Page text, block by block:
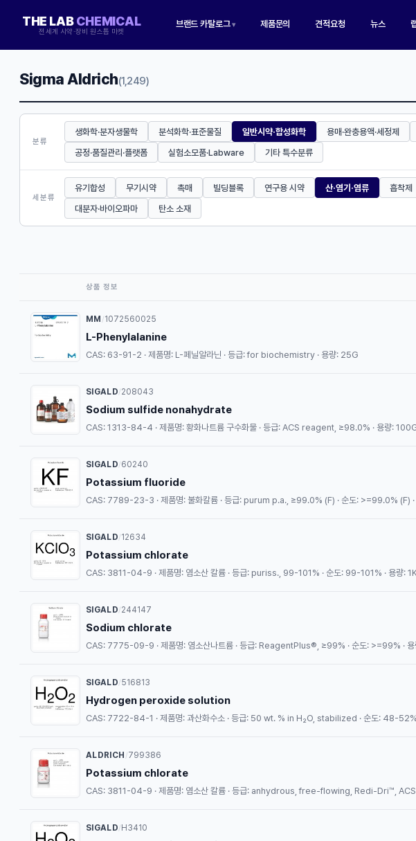
THE LABCHEMICAL
전세계 시약·장비 원스톱 마켓
브랜드 카탈로그▾ 제품문의 견적요청 뉴스
Sigma Aldrich(1,249)
분류
생화학·분자생물학 분석화학·표준물질 일반시약·합성화학 용매·완충용액·세정제
공정·품질관리·플랫폼
실험소모품·Labware 기타 특수분류
세분류
유기합성 무기시약 촉매 빌딩블록 연구용 시약 산·염기·염류 흡착제
대분자·바이오파마
탄소 소재
상품 정보
MM /1072560025
L-Phenylalanine
CAS: 63-91-2 · 제품명: L-페닐알라닌 · 등급: for biochemistry · 용량: 25G
SIGALD/208043
Sodium sulfide nonahydrate
CAS: 1313-84-4 · 제품명: 황화나트륨 구수화물 · 등급: ACS reagent, ≥98.0% · 용량:
SIGALD/60240
Potassium fluoride
CAS: 7789-23-3 · 제품명: 불화칼륨 · 등급: purum p.a., ≥99.0% (F) · 순도: >=99.0% (F)
SIGALD/12634
Potassium chlorate
CAS: 3811-04-9 · 제품명: 염소산 칼륨 · 등급: puriss., 99-101% · 순도: 99-101% · 용량:
SIGALD/244147
Sodium chlorate
CAS: 7775-09-9 · 제품명: 염소산나트륨 · 등급: ReagentPlus®, ≥99% · 순도: >=99% · 용
SIGALD/516813
Hydrogen peroxide solution
CAS: 7722-84-1 · 제품명: 과산화수소 · 등급: 50 wt. % in H₂O, stabilized · 순도: 48-
ALDRICH /799386
Potassium chlorate
CAS: 3811-04-9 · 제품명: 염소산 칼륨 · 등급: anhydrous, free-flowing, Redi-Dri™,
SIGALD/ H3410